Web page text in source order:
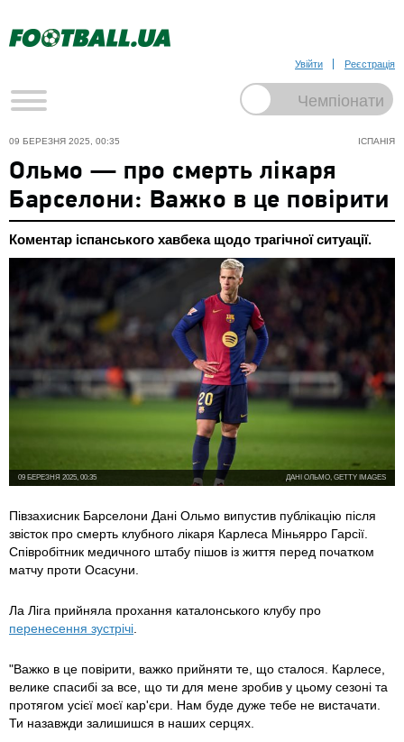
Увійти Реєстрація
ІСПАНІЯ
09 БЕРЕЗНЯ 2025, 00:35
Ольмо — про смерть лікаря
Барселони: Важко в це повірити
Коментар іспанського хавбека щодо трагічної ситуації.
ДАНІ ОЛЬМО, GETTY IMAGES
09 БЕРЕЗНЯ 2025, 00:35
Півзахисник Барселони Дані Ольмо випустив публікацію після
звісток про смерть клубного лікаря Карлеса Міньярро Гарсії.
Співробітник медичного штабу пішов із життя перед початком
матчу проти Осасуни.
Ла Ліга прийняла прохання каталонського клубу про
перенесення зустрічі.
"Важко в це повірити, важко прийняти те, що сталося. Карлесе,
велике спасибі за все, що ти для мене зробив у цьому сезоні та
протягом усієї моєї кар'єри. Нам буде дуже тебе не вистачати.
Ти назавжди залишишся в наших серцях.